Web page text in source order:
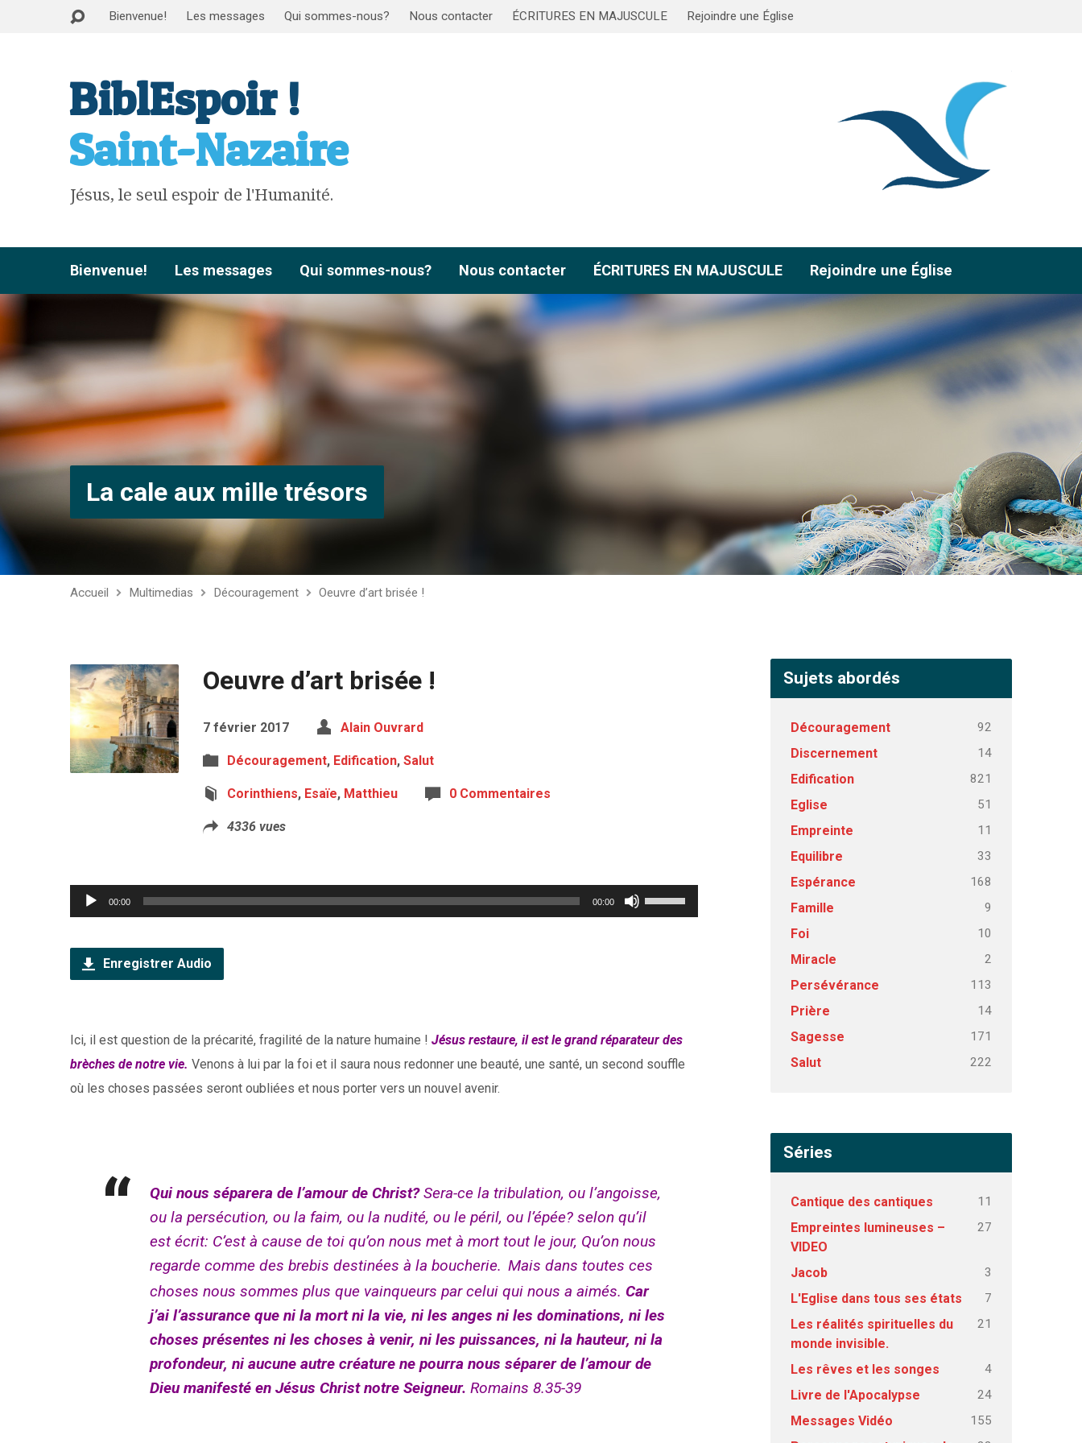
Bienvenue! Les messages Qui sommes-nous? Nous contacter ÉCRITURES EN MAJUSCULE Rejoindre une Église
BiblEspoir !
Saint-Nazaire
Jésus, le seul espoir de l'Humanité.
Bienvenue! Les messages Qui sommes-nous? Nous contacter ÉCRITURES EN MAJUSCULE Rejoindre une Église
La cale aux mille trésors
Accueil Multimedias Découragement Oeuvre d’art brisée !
Oeuvre d’art brisée !
7 février 2017 Alain Ouvrard
Découragement, Edification, Salut
Corinthiens, Esaïe, Matthieu 0 Commentaires
4336 vues
Lecteur
audio
00:00 00:00
Utilisez
les
ou
diminuer
Enregistrer Audio
Ici, il est question de la précarité, fragilité de la nature humaine ! Jésus restaure, il est le grand réparateur des
brèches de notre vie. Venons à lui par la foi et il saura nous redonner une beauté, une santé, un second souffle
où les choses passées seront oubliées et nous porter vers un nouvel avenir.
Qui nous séparera de l’amour de Christ?Sera-ce la tribulation, ou l’angoisse,
ou la persécution, ou la faim, ou la nudité, ou le péril, ou l’épée? selon qu’il
est écrit: C’est à cause de toi qu’on nous met à mort tout le jour, Qu’on nous
regarde comme des brebis destinées à la boucherie. Mais dans toutes ces
choses nous sommes plus que vainqueurs par celui qui nous a aimés. Car
j’ai l’assurance que ni la mort ni la vie, ni les anges ni les dominations, ni les
choses présentes ni les choses à venir, ni les puissances, ni la hauteur, ni la
profondeur, ni aucune autre créature ne pourra nous séparer de l’amour de
Dieu manifesté en Jésus Christ notre Seigneur. Romains 8.35-39
Sujets abordés
Découragement 92
Discernement 14
Edification 821
Eglise 51
Empreinte 11
Equilibre 33
Espérance 168
Famille 9
Foi 10
Miracle 2
Persévérance 113
Prière 14
Sagesse 171
Salut 222
Séries
Cantique des cantiques 11
Empreintes lumineuses –
VIDEO
27
Jacob 3
L'Eglise dans tous ses états 7
Les réalités spirituelles du
monde invisible.
21
Les rêves et les songes 4
Livre de l'Apocalypse 24
Messages Vidéo 155